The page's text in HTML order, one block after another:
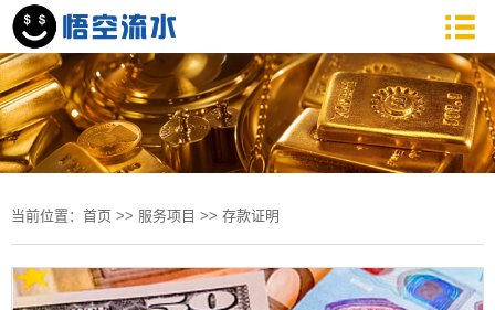
当前位置： 首页 >> 服务项目 >> 存款证明